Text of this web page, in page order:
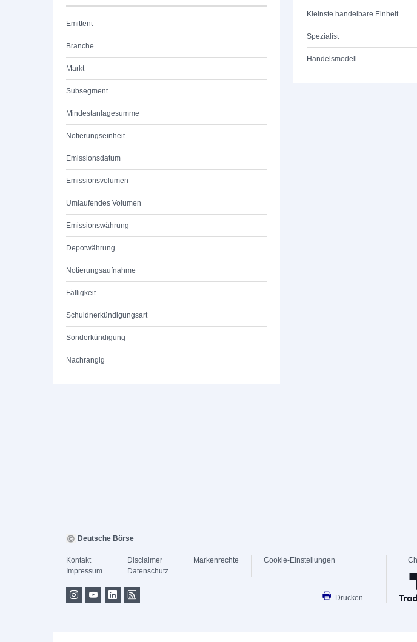
Emittent
Branche
Markt
Subsegment
Mindestanlagesumme
Notierungseinheit
Emissionsdatum
Emissionsvolumen
Umlaufendes Volumen
Emissionswährung
Depotwährung
Notierungsaufnahme
Fälligkeit
Schuldnerkündigungsart
Sonderkündigung
Nachrangig
Kleinste handelbare Einheit
Spezialist
Handelsmodell
Deutsche Börse
Kontakt
Impressum
Disclaimer
Datenschutz
Markenrechte Cookie-Einstellungen
Drucken